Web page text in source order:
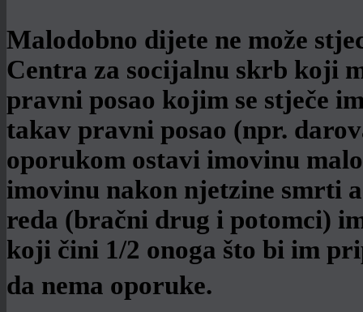
Malodobno dijete ne može
Centra za socijalnu skrb koji
pravni posao kojim se stječe
takav pravni posao (npr.
oporukom ostavi imovinu
imovinu nakon njetzine smrti
reda (bračni drug i potomci)
koji čini 1/2 onoga što bi im
da nema oporuke.